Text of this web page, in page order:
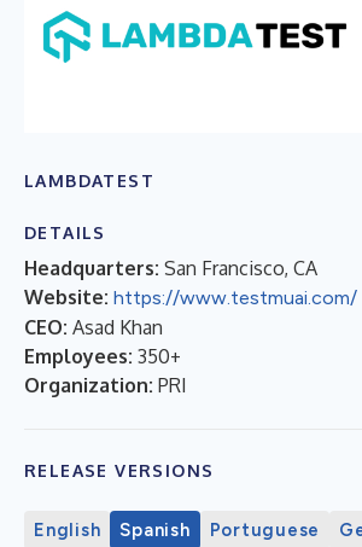
LAMBDATEST
DETAILS
Headquarters: San Francisco, CA
Website: https://www.testmuai.com/
CEO: Asad Khan
Employees: 350+
Organization: PRI
RELEASE VERSIONS
English Spanish Portuguese